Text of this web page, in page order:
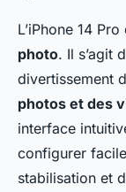
L’iPhone 14
photo. Il s’agit
divertissement
photos et des
interface
configurer
stabilisation et